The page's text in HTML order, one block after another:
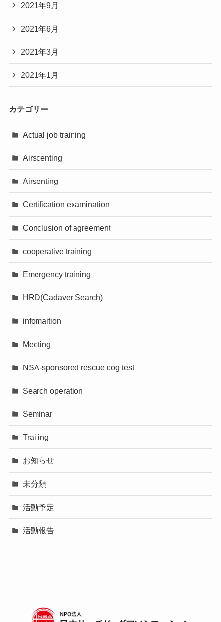
2021年9月
2021年6月
2021年3月
2021年1月
カテゴリー
Actual job training
Airscenting
Airsenting
Certification examination
Conclusion of agreement
cooperative training
Emergency training
HRD(Cadaver Search)
infomaition
Meeting
NSA-sponsored rescue dog test
Search operation
Seminar
Trailing
お知らせ
未分類
活動予定
活動報告